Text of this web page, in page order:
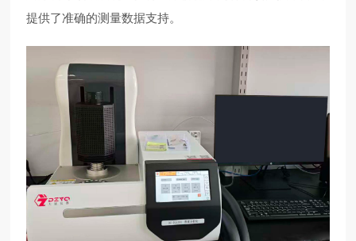
提供了准确的测量数据支持。